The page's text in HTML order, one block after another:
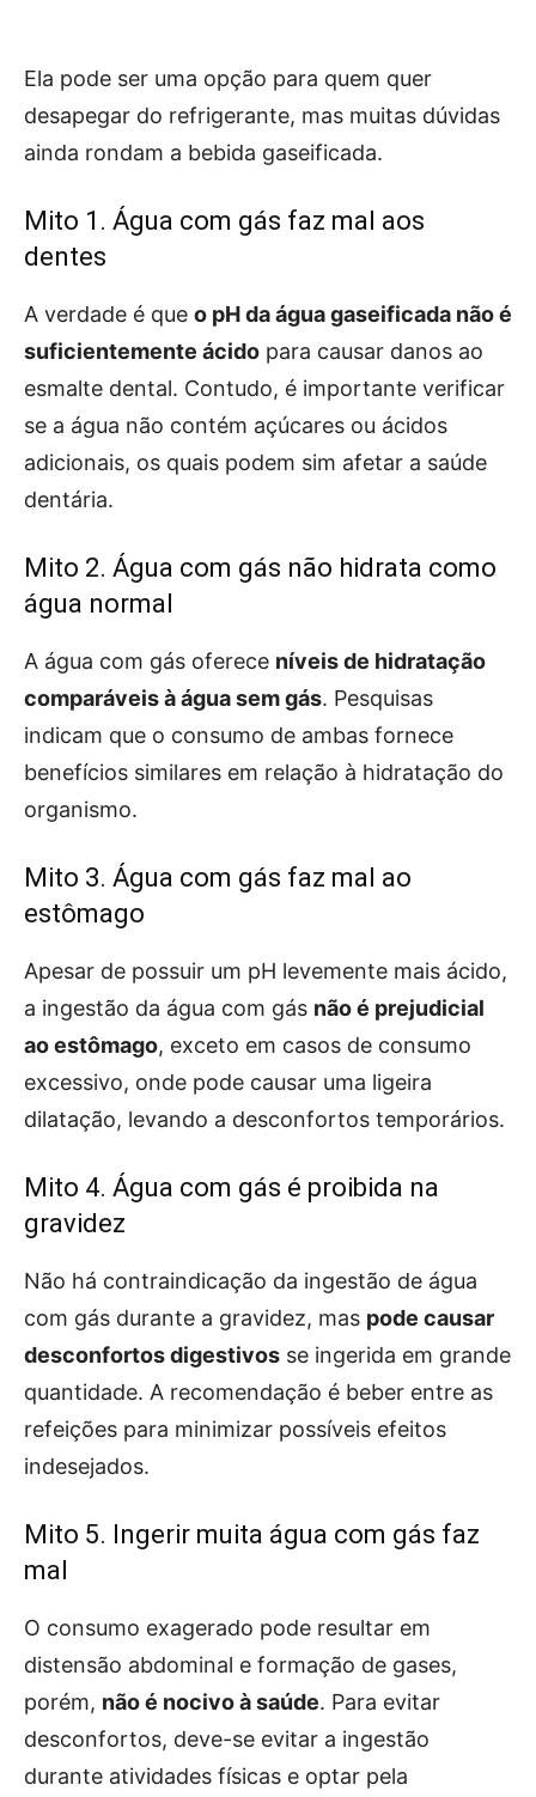
Ela pode ser uma opção para quem quer
desapegar do refrigerante, mas muitas dúvidas
ainda rondam a bebida gaseificada.
Mito 1. Água com gás faz mal aos
dentes
A verdade é que o pH da água gaseificada não é
suficientemente ácido para causar danos ao
esmalte dental. Contudo, é importante verificar
se a água não contém açúcares ou ácidos
adicionais, os quais podem sim afetar a saúde
dentária.
Mito 2. Água com gás não hidrata como
água normal
A água com gás oferece níveis de hidratação
comparáveis à água sem gás. Pesquisas
indicam que o consumo de ambas fornece
benefícios similares em relação à hidratação do
organismo.
Mito 3. Água com gás faz mal ao
estômago
Apesar de possuir um pH levemente mais ácido,
a ingestão da água com gás não é prejudicial
ao estômago, exceto em casos de consumo
excessivo, onde pode causar uma ligeira
dilatação, levando a desconfortos temporários.
Mito 4. Água com gás é proibida na
gravidez
Não há contraindicação da ingestão de água
com gás durante a gravidez, mas pode causar
desconfortos digestivos se ingerida em grande
quantidade. A recomendação é beber entre as
refeições para minimizar possíveis efeitos
indesejados.
Mito 5. Ingerir muita água com gás faz
mal
O consumo exagerado pode resultar em
distensão abdominal e formação de gases,
porém, não é nocivo à saúde. Para evitar
desconfortos, deve-se evitar a ingestão
durante atividades físicas e optar pela